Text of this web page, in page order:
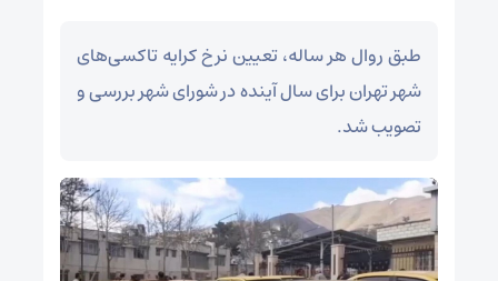
طبق روال هر ساله، تعیین نرخ کرایه تاکسی‌های
شهر تهران برای سال آینده در شورای شهر بررسی و
تصویب شد.